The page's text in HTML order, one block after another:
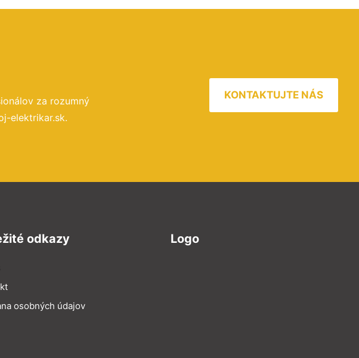
za rozumný
elektrikar.sk.
KONTAKTUJTE NÁS
odkazy
osobných údajov
Logo